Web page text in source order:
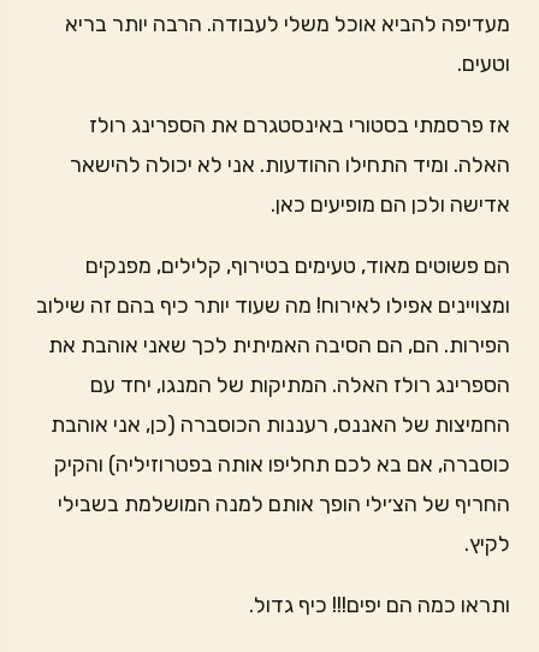
מעדיפה להביא אוכל משלי לעבודה. הרבה יותר בריא
וטעים.
אז פרסמתי בסטורי באינסטגרם את הספרינג רולז
האלה. ומיד התחילו ההודעות. אני לא יכולה להישאר
אדישה ולכן הם מופיעים כאן.
הם פשוטים מאוד, טעימים בטירוף, קלילים, מפנקים
ומצויינים אפילו לאירוח! מה שעוד יותר כיף בהם זה שילוב
הפירות. הם, הם הסיבה האמיתית לכך שאני אוהבת את
הספרינג רולז האלה. המתיקות של המנגו, יחד עם
החמיצות של האננס, רעננות הכוסברה (כן, אני אוהבת
כוסברה, אם בא לכם תחליפו אותה בפטרוזיליה) והקיק
החריף של הצ׳ילי הופך אותם למנה המושלמת בשבילי
לקיץ.
ותראו כמה הם יפים!!! כיף גדול.